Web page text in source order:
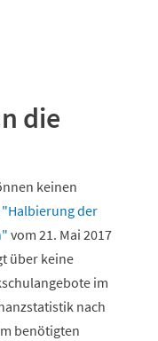
die
keinen
der
vom 21. Mai 2017
über keine
im
nach
benötigten